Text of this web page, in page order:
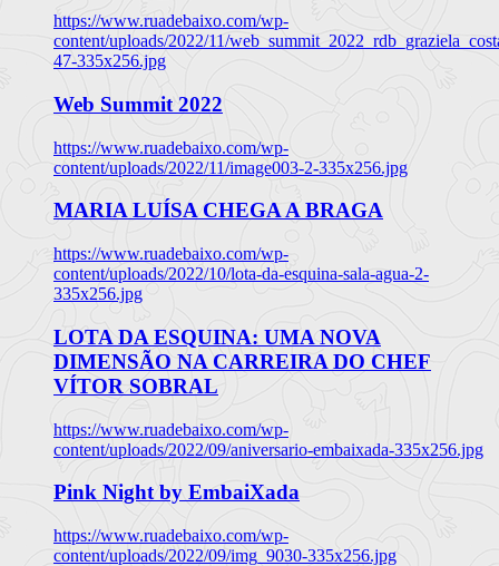
https://www.ruadebaixo.com/wp-
content/uploads/2022/11/
47-335x256.jpg
Web Summit 2022
https://www.ruadebaixo.com/wp-
content/uploads/2022/11/image003-2-335x256.jpg
MARIA LUÍSA CHEGA A BRAGA
https://www.ruadebaixo.com/wp-
content/uploads/2022/10/lota-da-esquina-sala-agua-2-
335x256.jpg
LOTA DA ESQUINA: UMA NOVA
DIMENSÃO NA CARREIRA DO CHEF
VÍTOR SOBRAL
https://www.ruadebaixo.com/wp-
content/uploads/2022/09/aniversario-embaixada-335x256.jpg
Pink Night by EmbaiXada
https://www.ruadebaixo.com/wp-
content/uploads/2022/09/img_9030-335x256.jpg